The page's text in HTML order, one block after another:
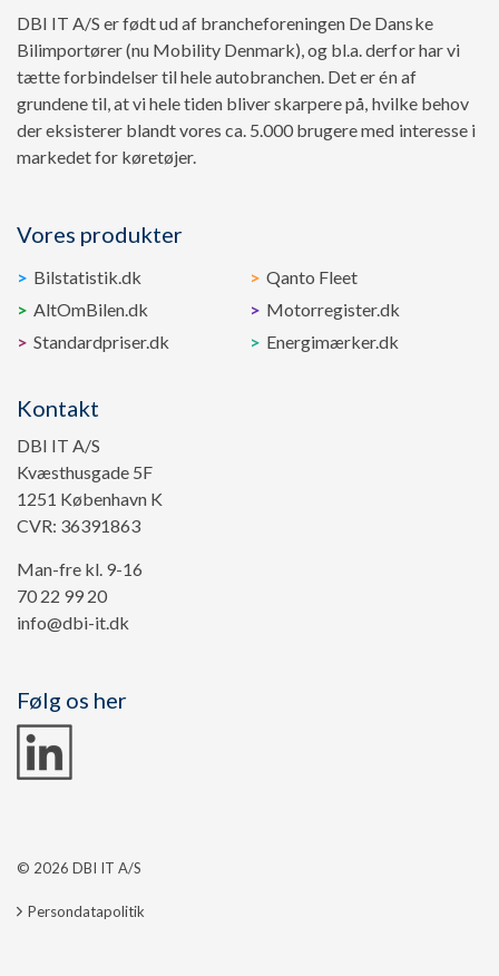
DBI IT A/S er født ud af brancheforeningen De Danske
Bilimportører (nu Mobility Denmark), og bl.a. derfor har vi
tætte forbindelser til hele autobranchen. Det er én af
grundene til, at vi hele tiden bliver skarpere på, hvilke behov
der eksisterer blandt vores ca. 5.000 brugere med interesse i
markedet for køretøjer.
Vores produkter
Bilstatistik.dk
Qanto Fleet
AltOmBilen.dk
Motorregister.dk
Standardpriser.dk
Energimærker.dk
Kontakt
DBI IT A/S
Kvæsthusgade 5F
1251 København K
CVR: 36391863
Man-fre kl. 9-16
70 22 99 20
info@dbi-it.dk
Følg os her
© 2026 DBI IT A/S
Persondatapolitik